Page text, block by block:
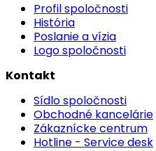
Profil spoločnosti
História
Poslanie a vízia
Logo spoločnosti
Kontakt
Sídlo spoločnosti
Obchodné kancelárie
Zákaznícke centrum
Hotline - Service desk